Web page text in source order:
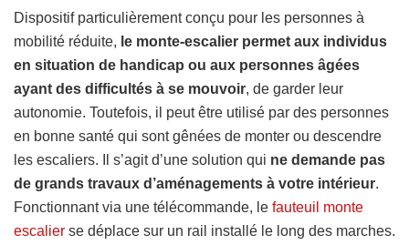
Dispositif particulièrement conçu pour les personnes à
mobilité réduite, le monte-escalier permet aux individus
en situation de handicap ou aux personnes âgées
ayant des difficultés à se mouvoir, de garder leur
autonomie. Toutefois, il peut être utilisé par des personnes
en bonne santé qui sont gênées de monter ou descendre
les escaliers. Il s’agit d’une solution qui ne demande pas
de grands travaux d’aménagements à votre intérieur.
Fonctionnant via une télécommande, le fauteuil monte
escalier se déplace sur un rail installé le long des marches.